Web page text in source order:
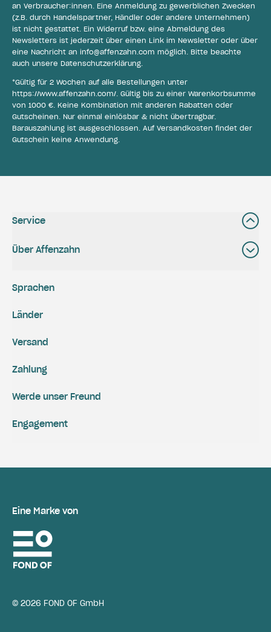
an Verbraucher:innen. Eine Anmeldung zu gewerblichen Zwecken
(z.B. durch Handelspartner, Händler oder andere Unternehmen)
ist nicht gestattet. Ein Widerruf bzw. eine Abmeldung des
Newsletters ist jederzeit über einen Link im Newsletter oder über
eine Nachricht an info@affenzahn.com möglich. Bitte beachte
auch unsere Datenschutzerklärung.
*Gültig für 2 Wochen auf alle Bestellungen unter
https://www.affenzahn.com/. Gültig bis zu einer Warenkorbsumme
von 1000 €. Keine Kombination mit anderen Rabatten oder
Gutscheinen. Nur einmal einlösbar & nicht übertragbar.
Barauszahlung ist ausgeschlossen. Auf Versandkosten findet der
Gutschein keine Anwendung.
Service
Über Affenzahn
Versand
Zahlung
Engagement
Werde unser Freund
Sprachen
Länder
Eine Marke von
© 2026 FOND OF GmbH